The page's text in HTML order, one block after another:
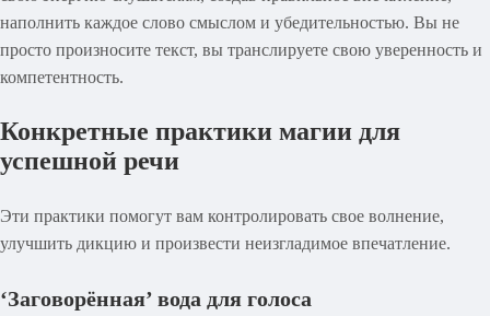
наполнить каждое слово смыслом и убедительностью. Вы не
просто произносите текст, вы транслируете свою уверенность и
компетентность.
Конкретные практики магии для
успешной речи
Эти практики помогут вам контролировать свое волнение,
улучшить дикцию и произвести неизгладимое впечатление.
‘Заговорённая’ вода для голоса